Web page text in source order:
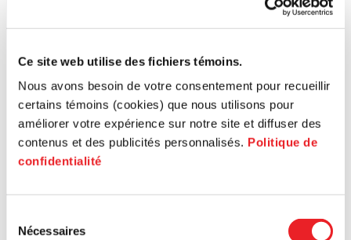
Ce site web utilise des fichiers témoins.
Nous avons besoin de votre consentement pour recueillir
certains témoins (cookies) que nous utilisons pour
améliorer votre expérience sur notre site et diffuser des
contenus et des publicités personnalisés. Politique de
confidentialité
Nécessaires